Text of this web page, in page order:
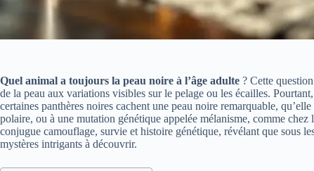
Quel animal a toujours la peau noire à l’âge adulte ? Cette
de la peau aux variations visibles sur le pelage ou les écailles.
certaines panthères noires cachent une peau noire remarquable,
polaire, ou à une mutation génétique appelée mélanisme, comme
conjugue camouflage, survie et histoire génétique, révélant que sous
mystères intrigants à découvrir.